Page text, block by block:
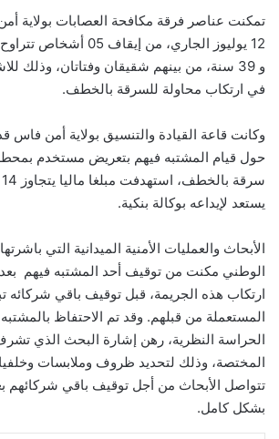
تمكنت عناصر فرقة مكافحة العصابات بولاية أمن
و 39 سنة، من بينهم شقيقان وفتاتان، وذلك
في ارتكاب محاولة للسرقة بالخطف.
وكانت قاعة القيادة والتنسيق بولاية أمن فاس
حول قيام المشتبه فيهم بتعريض مستخدم بمحطة
يستعد لإيداعه بوكالة بنكية.
الأبحاث والعمليات الأمنية الميدانية التي
الوطني مكنت من توقيف أحد المشتبه فيهم
ارتكاب هذه الجريمة، قبل توقيف باقي شركائه
المستعملة من قبلهم. وقد تم الاحتفاظ
الحراسة النظرية، رهن إشارة البحث الذي تشرف
المختصة، وذلك لتحديد ظروف وملابسات
تتواصل الأبحاث من أجل توقيف باقي شركائهم
بشكل كامل.